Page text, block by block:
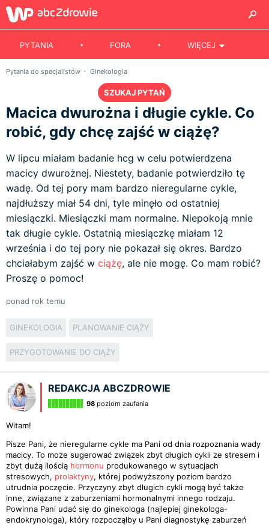
PYTANIA FORA WIĘCEJ
Pytania do specjalistów Ginekologia
SZUKAJ PYTAŃ
Macica dwurożna i długie cykle. Co
robić, gdy chcę zajść w ciążę?
W lipcu miałam badanie hcg w celu potwierdzena
macicy dwurożnej. Niestety, badanie potwierdziło tę
wadę. Od tej pory mam bardzo nieregularne cykle,
najdłuższy miał 54 dni, tyle minęło od ostatniej
miesiączki. Miesiączki mam normalne. Niepokoją mnie
tak długie cykle. Ostatnią miesiączkę miałam 12
września i do tej pory nie pokazał się okres. Bardzo
chciałabym zajść w ciążę, ale nie mogę. Co mam robić?
Proszę o pomoc!
ponad rok temu
GINEKOLOGIA PLANOWANIE CIĄŻY
PRZYGOTOWANIE DO CIĄŻY
REDAKCJA ABCZDROWIE
98 poziom zaufania
Witam!
Pisze Pani, że nieregularne cykle ma Pani od dnia rozpoznania wady
macicy. To może sugerować związek zbyt długich cykli ze stresem i
zbyt dużą ilością hormonu produkowanego w sytuacjach
stresowych, prolaktyny, której podwyższony poziom bardzo
utrudnia poczęcie. Przyczyny zbyt długich cykli mogą być także
inne, związane z zaburzeniami hormonalnymi innego rodzaju.
Powinna Pani udać się do ginekologa (najlepiej ginekologa-
endokrynologa), który rozpocząłby u Pani diagnostykę zaburzeń